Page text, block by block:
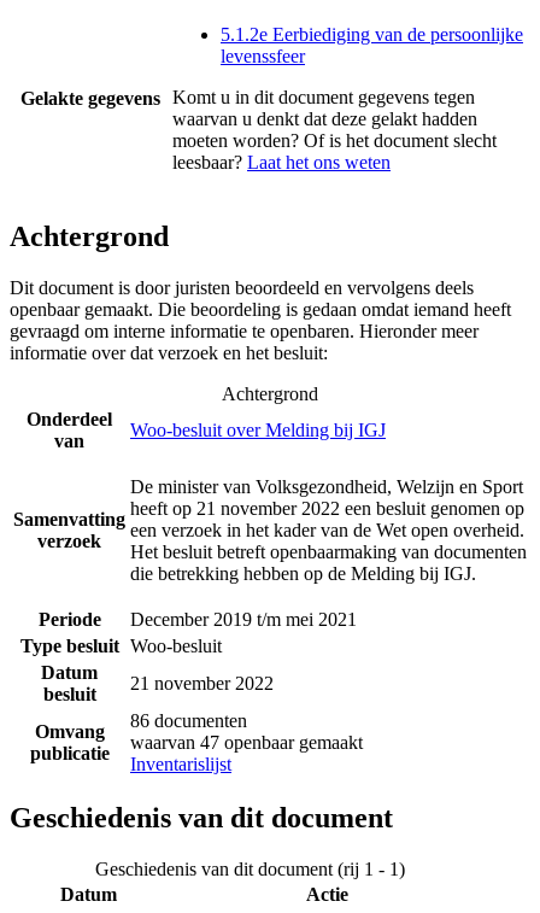
Gelakte gegevens
5.1.2e Eerbiediging van de persoonlijke
levenssfeer
Komt u in dit document gegevens tegen
waarvan u denkt dat deze gelakt hadden
moeten worden? Of is het document slecht
leesbaar? Laat het ons weten
Achtergrond
Dit document is door juristen beoordeeld en vervolgens deels
openbaar gemaakt. Die beoordeling is gedaan omdat iemand heeft
gevraagd om interne informatie te openbaren. Hieronder meer
informatie over dat verzoek en het besluit:
Achtergrond
Onderdeel
van
Woo-besluit over Melding bij IGJ
Samenvatting
verzoek
De minister van Volksgezondheid, Welzijn en Sport
heeft op 21 november 2022 een besluit genomen op
een verzoek in het kader van de Wet open overheid.
Het besluit betreft openbaarmaking van documenten
die betrekking hebben op de Melding bij IGJ.
Periode
December 2019 t/m mei 2021
Type besluit Woo-besluit
Datum
besluit
21 november 2022
Omvang
publicatie
86 documenten
waarvan 47 openbaar gemaakt
Inventarislijst
Geschiedenis van dit document
Geschiedenis van dit document (rij 1 - 1)
Datum
Actie